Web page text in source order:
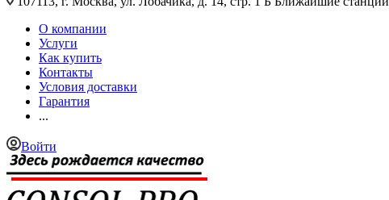
О компании
Услуги
Как купить
Контакты
Условия доставки
Гарантия
...
Войти